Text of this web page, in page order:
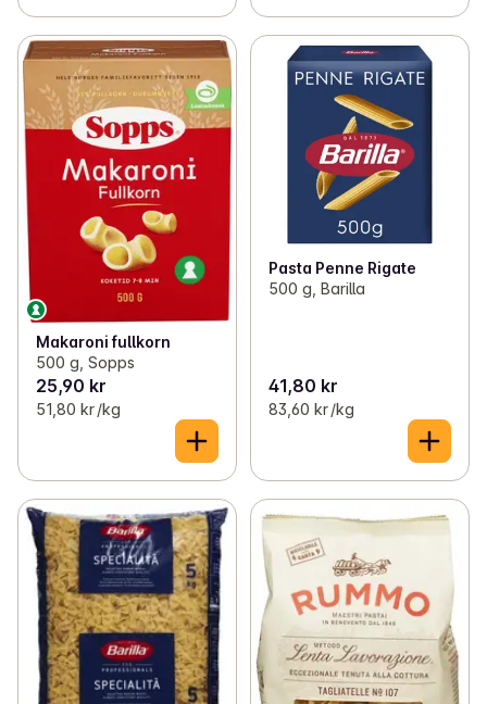
Makaroni fullkorn
500 g, Sopps
25,90 kr
51,80 kr /kg
Pasta Penne Rigate
500 g, Barilla
41,80 kr
83,60 kr /kg